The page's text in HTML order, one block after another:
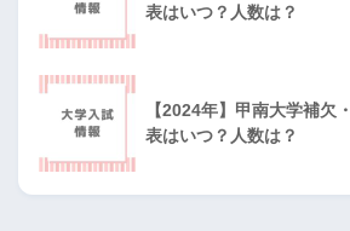
表はいつ？人数は？
【2024年】甲南大学補欠
表はいつ？人数は？